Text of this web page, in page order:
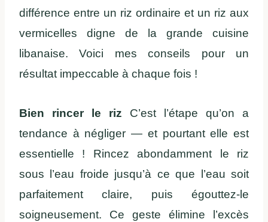
différence entre un riz ordinaire et un riz aux
vermicelles digne de la grande cuisine
libanaise. Voici mes conseils pour un
résultat impeccable à chaque fois !
Bien rincer le riz C’est l’étape qu’on a
tendance à négliger — et pourtant elle est
essentielle ! Rincez abondamment le riz
sous l’eau froide jusqu’à ce que l’eau soit
parfaitement claire, puis égouttez-le
soigneusement. Ce geste élimine l’excès